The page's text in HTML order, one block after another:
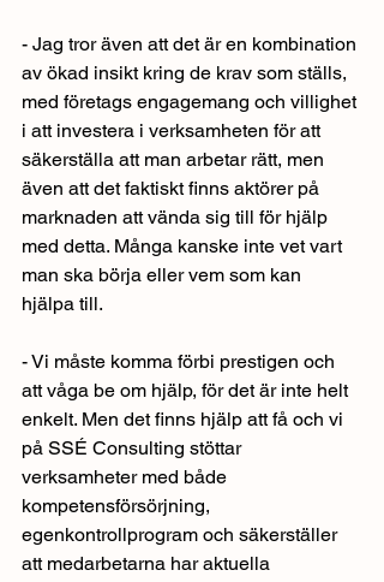
- Jag tror även att det är en kombination
av ökad insikt kring de krav som ställs,
med företags engagemang och villighet
i att investera i verksamheten för att
säkerställa att man arbetar rätt, men
även att det faktiskt finns aktörer på
marknaden att vända sig till för hjälp
med detta. Många kanske inte vet vart
man ska börja eller vem som kan
hjälpa till.
- Vi måste komma förbi prestigen och
att våga be om hjälp, för det är inte helt
enkelt. Men det finns hjälp att få och vi
på SSÉ Consulting stöttar
verksamheter med både
kompetensförsörjning,
egenkontrollprogram och säkerställer
att medarbetarna har aktuella